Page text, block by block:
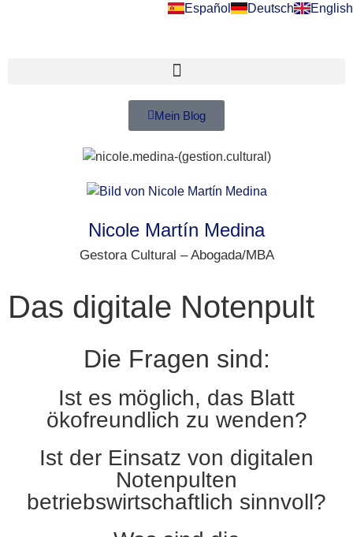
Español Deutsch English
Mein Blog
Nicole Martín Medina
Gestora Cultural – Abogada/MBA
Das digitale Notenpult
Die Fragen sind:
Ist es möglich, das Blatt
ökofreundlich zu wenden?
Ist der Einsatz von digitalen
Notenpulten
betriebswirtschaftlich sinnvoll?